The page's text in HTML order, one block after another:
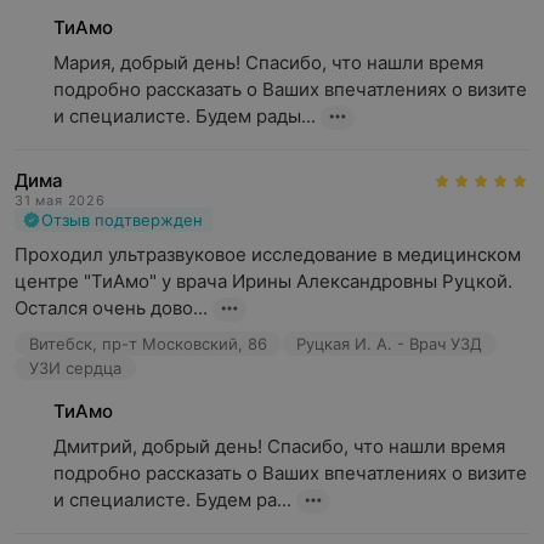
Во время восстановительного периода
стационаре не требуется, но необходимо соблюдать
все данные врачом рекомендации по уходу за кожей.
Среди них:
больших физических нагрузок;
вообще же первые сутки лучше не выходить из
дома из-за опасности травмирования кожи прямыми
солнечными лучами;
4–5 дней не использовать косметику.
Навосстановление
потребуется чуть больше времени. При неглубокой
при глубокой — отказаться от выхода на публику на 7–
10 дней.
ТиАмо
Мария, добрый день! Спасибо, что нашли время
подробно рассказать о Ваших впечатлениях о визите
и специалисте. Будем рады...
Дима
31 мая 2026
Отзыв подтвержден
Проходил ультразвуковое исследование в медицинском
центре "ТиАмо" у врача Ирины Александровны Руцкой.
Остался очень дово...
Витебск, пр-т Московский, 86
Руцкая И. А. - Врач УЗД
УЗИ сердца
ТиАмо
Дмитрий, добрый день! Спасибо, что нашли время
подробно рассказать о Ваших впечатлениях о визите
и специалисте. Будем ра...